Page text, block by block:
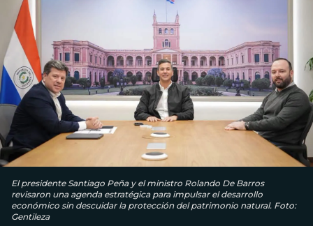
El presidente Santiago Peña y el ministro Rolando De Barros
revisaron una agenda estratégica para impulsar el desarrollo
económico sin descuidar la protección del patrimonio natural. Foto:
Gentileza